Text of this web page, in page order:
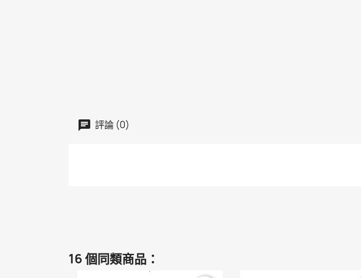
評論 (0)
16 個同類商品：